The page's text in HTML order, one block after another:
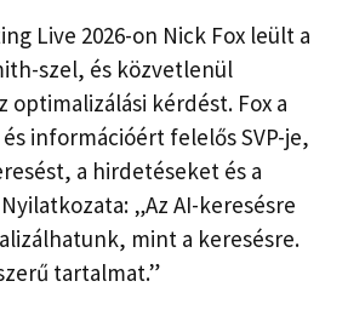
Live 2026-on Nick Fox leült a
szel, és közvetlenül
optimalizálási kérdést. Fox a
információért felelős SVP-je,
a hirdetéseket és a
„Az AI-keresésre
mint a keresésre.
tartalmat.”